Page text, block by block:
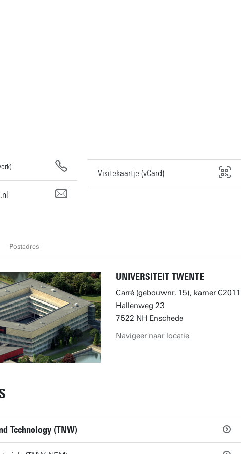
Visitekaartje (vCard)
Postadres
UNIVERSITEIT TWENTE
Carré (gebouwnr. 15), kamer C2011
Hallenweg 23
7522 NH Enschede
Navigeer naar locatie
Technology (TNW)